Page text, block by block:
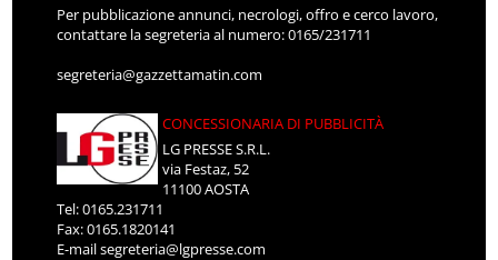
Per pubblicazione annunci, necrologi, offro e cerco lavoro,
contattare la segreteria al numero: 0165/231711
segreteria@gazzettamatin.com
CONCESSIONARIA DI PUBBLICITÀ
LG PRESSE S.R.L.
via Festaz, 52
11100 AOSTA
Tel: 0165.231711
Fax: 0165.1820141
E-mailsegreteria@lgpresse.com